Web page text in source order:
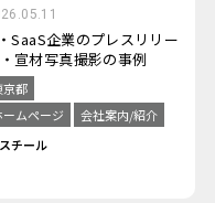
SaaS企業のプレスリリー
宣材写真撮影の事例
京都
ームページ
会社案内/紹介
スチール